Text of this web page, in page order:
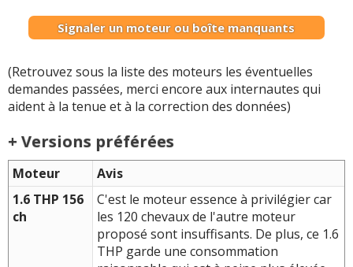
Signaler un moteur ou boîte manquants
(Retrouvez sous la liste des moteurs les éventuelles
demandes passées, merci encore aux internautes qui
aident à la tenue et à la correction des données)
+ Versions préférées
Moteur
Avis
1.6 THP 156
ch
C'est le moteur essence à privilégier car
les 120 chevaux de l'autre moteur
proposé sont insuffisants. De plus, ce 1.6
THP garde une consommation